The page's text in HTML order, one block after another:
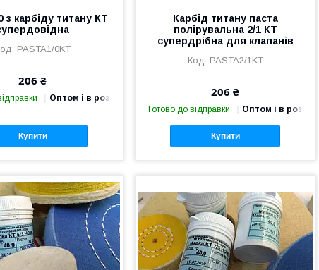
з карбіду титану КТ
PASTA1/0KT
206 ₴
Оптом і в роздріб
Купити
Карбід титану паста
полірувальна 2/1 КТ
супердрібна для клапанів
PASTA2/1KT
206 ₴
Готово до відправки Оптом і в роздріб
Купити